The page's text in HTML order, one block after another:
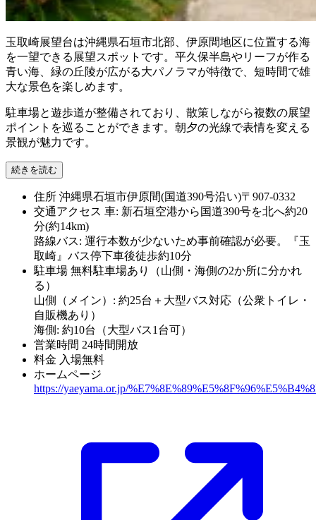
玉取崎展望台は沖縄県石垣市北部、伊原間地区に位置する海
を一望できる展望スポットです。平久保半島やリーフが作る
青い海、緑の丘陵が広がる大パノラマが特徴で、短時間で雄
大な景色を楽しめます。
駐車場と遊歩道が整備されており、散策しながら複数の展望
ポイントを巡ることができます。朝夕の光線で表情を変える
景観が魅力です。
続きを読む
住所 沖縄県石垣市伊原間(国道390号沿い)〒907-0332
交通アクセス 車: 新石垣空港から国道390号を北へ約20
分(約14km)
路線バス: 運行本数が少ないため事前確認が必要。『玉
取崎』バス停下車後徒歩約10分
駐車場 無料駐車場あり（山側・海側の2か所に分かれ
る）
山側（メイン）: 約25台＋大型バス対応（公衆トイレ・
自販機あり）
海側: 約10台（大型バス1台可）
営業時間 24時間開放
料金 入場無料
ホームページ
https://yaeyama.or.jp/